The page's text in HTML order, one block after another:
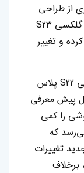
از طراحی
موسوم به جزیره دوربین روی آن نیست. گلکسی S23
و تغییر
گقتنی است امسال گلکسی S22 و گلکسی S22 پلاس
پیش معرفی
را کمی
که
تغییرات